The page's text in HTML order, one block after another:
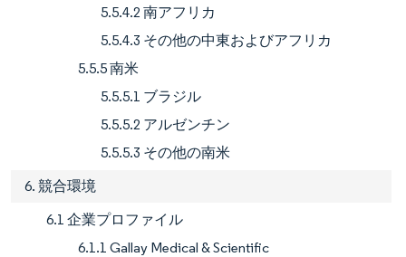
5.5.4.2 南アフリカ
5.5.4.3 その他の中東およびアフリカ
5.5.5 南米
5.5.5.1 ブラジル
5.5.5.2 アルゼンチン
5.5.5.3 その他の南米
6. 競合環境
6.1 企業プロファイル
6.1.1 Gallay Medical & Scientific